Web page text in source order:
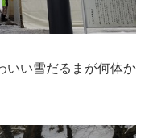
いい雪だるまが何体か